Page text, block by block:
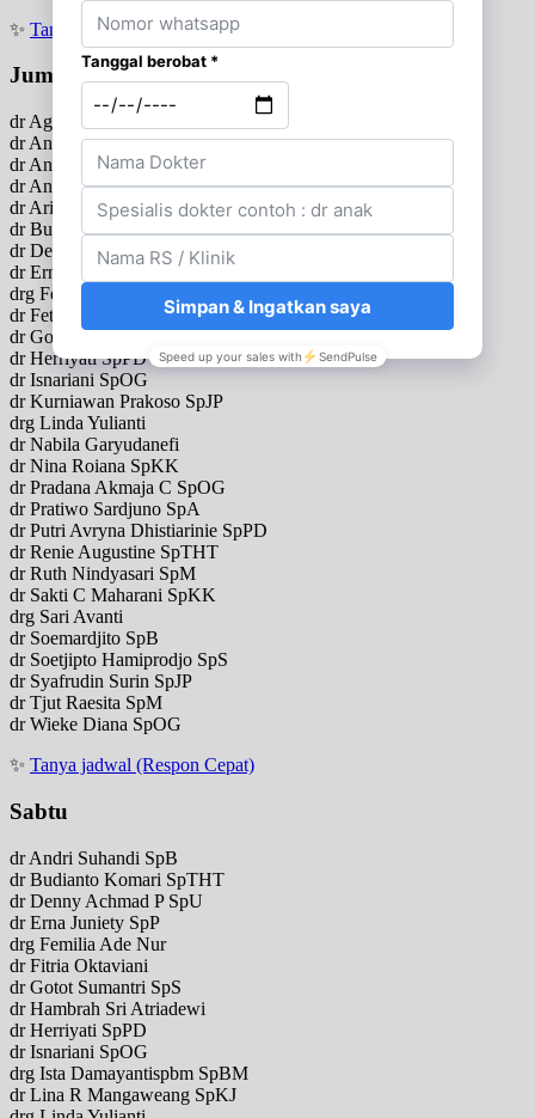
✨ Tanya jadwal (Respon Cepat)
Jumat
dr Agus Waryudi SpOT
dr Andri Suhandi SpB
dr Anies Nuringtyas SpA
dr Anton Isdijanto SpPD
dr Ario Patrianto SpP
dr Budianto Komari SpTHT
dr Denny Achmad P SpU
dr Erna Juniety SpP
drg Femilia Ade Nur
dr Fetty M SpOG
dr Gotot Sumantri SpS
dr Herriyati SpPD
dr Isnariani SpOG
dr Kurniawan Prakoso SpJP
drg Linda Yulianti
dr Nabila Garyudanefi
dr Nina Roiana SpKK
dr Pradana Akmaja C SpOG
dr Pratiwo Sardjuno SpA
dr Putri Avryna Dhistiarinie SpPD
dr Renie Augustine SpTHT
dr Ruth Nindyasari SpM
dr Sakti C Maharani SpKK
drg Sari Avanti
dr Soemardjito SpB
dr Soetjipto Hamiprodjo SpS
dr Syafrudin Surin SpJP
dr Tjut Raesita SpM
dr Wieke Diana SpOG
✨ Tanya jadwal (Respon Cepat)
Sabtu
dr Andri Suhandi SpB
dr Budianto Komari SpTHT
dr Denny Achmad P SpU
dr Erna Juniety SpP
drg Femilia Ade Nur
dr Fitria Oktaviani
dr Gotot Sumantri SpS
dr Hambrah Sri Atriadewi
dr Herriyati SpPD
dr Isnariani SpOG
drg Ista Damayantispbm SpBM
dr Lina R Mangaweang SpKJ